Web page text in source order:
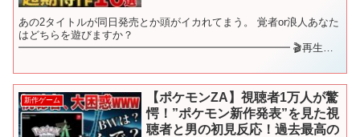
あの2タイトルが同日発売とか頭がイカれてまう。 覚者or浪人あなた
はどちらを遊びますか？
━━━━━━━━━━━━━━━━━━━━━━━━━━ 🎬再生リ
を網羅できます！ ━━━...
新作ゲーム
【ポケモンZA】視聴者1万人が驚
愕！”ポケモン新作発表”を見た視
聴者と男の初見反応！過去最高の